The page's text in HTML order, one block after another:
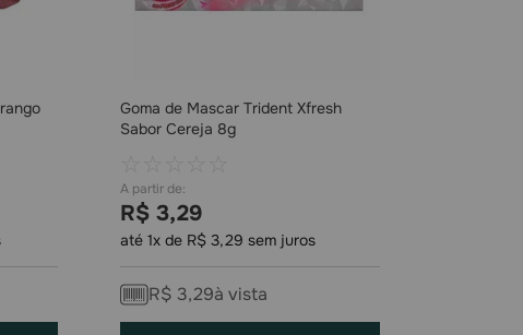
Goma de Mascar Trident Xfresh
Sabor Cereja 8g
R$ 3,29
até1x de R$ 3,29 sem juros
R$ 3,29à vista